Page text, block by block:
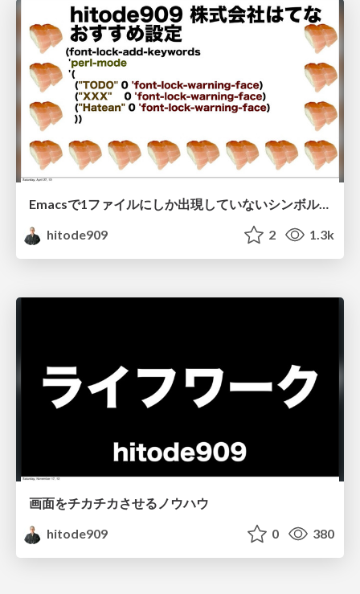
Emacsで1ファイルにしか出現していないシンボルをハイライトするやつ
hitode909
2 1.3k
画面をチカチカさせるノウハウ
hitode909
0 380